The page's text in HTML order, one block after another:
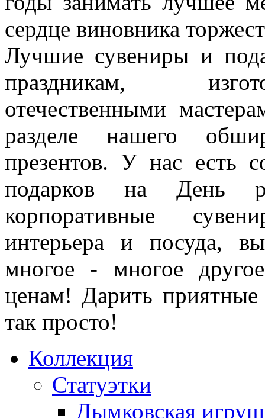
сердце виновника
Лучшие сувениры и
праздникам,
отечественными
разделе нашего
презентов. У нас есть
подарков на День
корпоративные
интерьера и посуда,
многое - многое
ценам! Дарить
так просто!
Коллекция
Статуэтки
Дымковская